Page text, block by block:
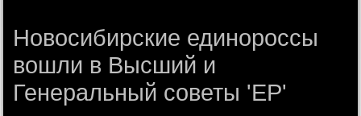
Новосибирские единороссы
вошли в Высший и
Генеральный советы 'ЕР'